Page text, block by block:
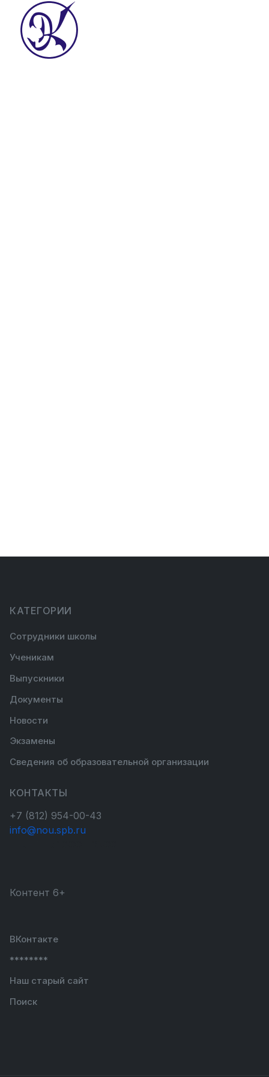
КАТЕГОРИИ
Сотрудники школы
Ученикам
Выпускники
Документы
Новости
Экзамены
Сведения об образовательной организации
КОНТАКТЫ
+7 (812) 954-00-43
info@nou.spb.ru
Контент 6+
ВКонтакте
********
Наш старый сайт
Поиск